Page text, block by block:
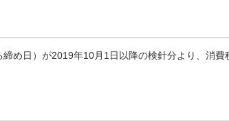
め日）が2019年10月1日以降の検針分より、消費